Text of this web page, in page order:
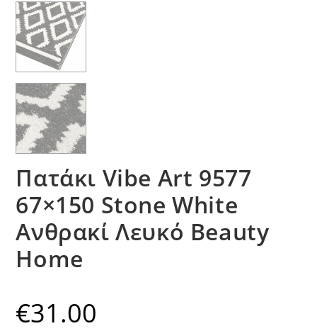
Πατάκι Vibe Art 9577
67×150 Stone White
Ανθρακί Λευκό Beauty
Home
€31.00